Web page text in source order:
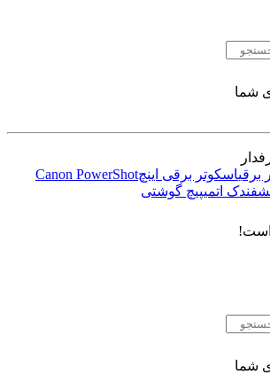
شما
برقیاسکوتر برقی اینچCanon PowerShot
فندک اتمیپیچ گوشتی
است!
شما